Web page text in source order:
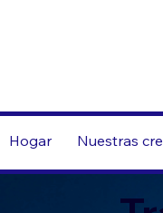
Hogar Nuestras